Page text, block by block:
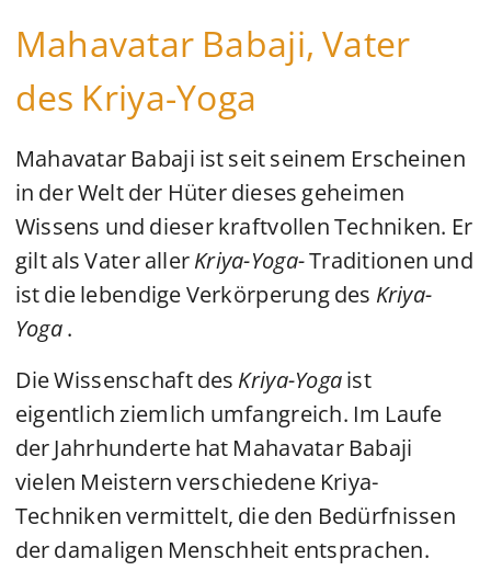
Mahavatar Babaji, Vater
des Kriya-Yoga
Mahavatar Babaji ist seit seinem Erscheinen
in der Welt der Hüter dieses geheimen
Wissens und dieser kraftvollen Techniken. Er
gilt als Vater allerKriya-Yoga-Traditionen und
ist die lebendige Verkörperung des Kriya-
Yoga.
Die Wissenschaft des Kriya-Yogaist
eigentlich ziemlich umfangreich. Im Laufe
der Jahrhunderte hat Mahavatar Babaji
vielen Meistern verschiedene Kriya-
Techniken vermittelt, die den Bedürfnissen
der damaligen Menschheit entsprachen.